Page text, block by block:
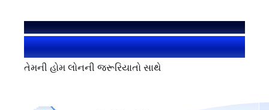
અમે મદદ કરી છે
1.4+ મિલિયન યૂઝર
તેમની હોમ લોનની જરૂરિયાતો સાથે